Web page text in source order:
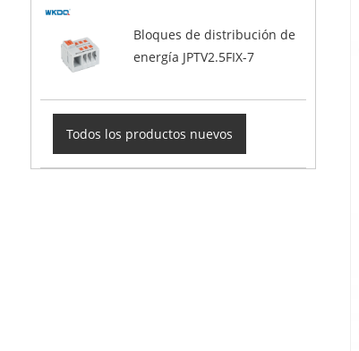
Bloques de distribución de
energía JPTV2.5FIX-7
Todos los productos nuevos